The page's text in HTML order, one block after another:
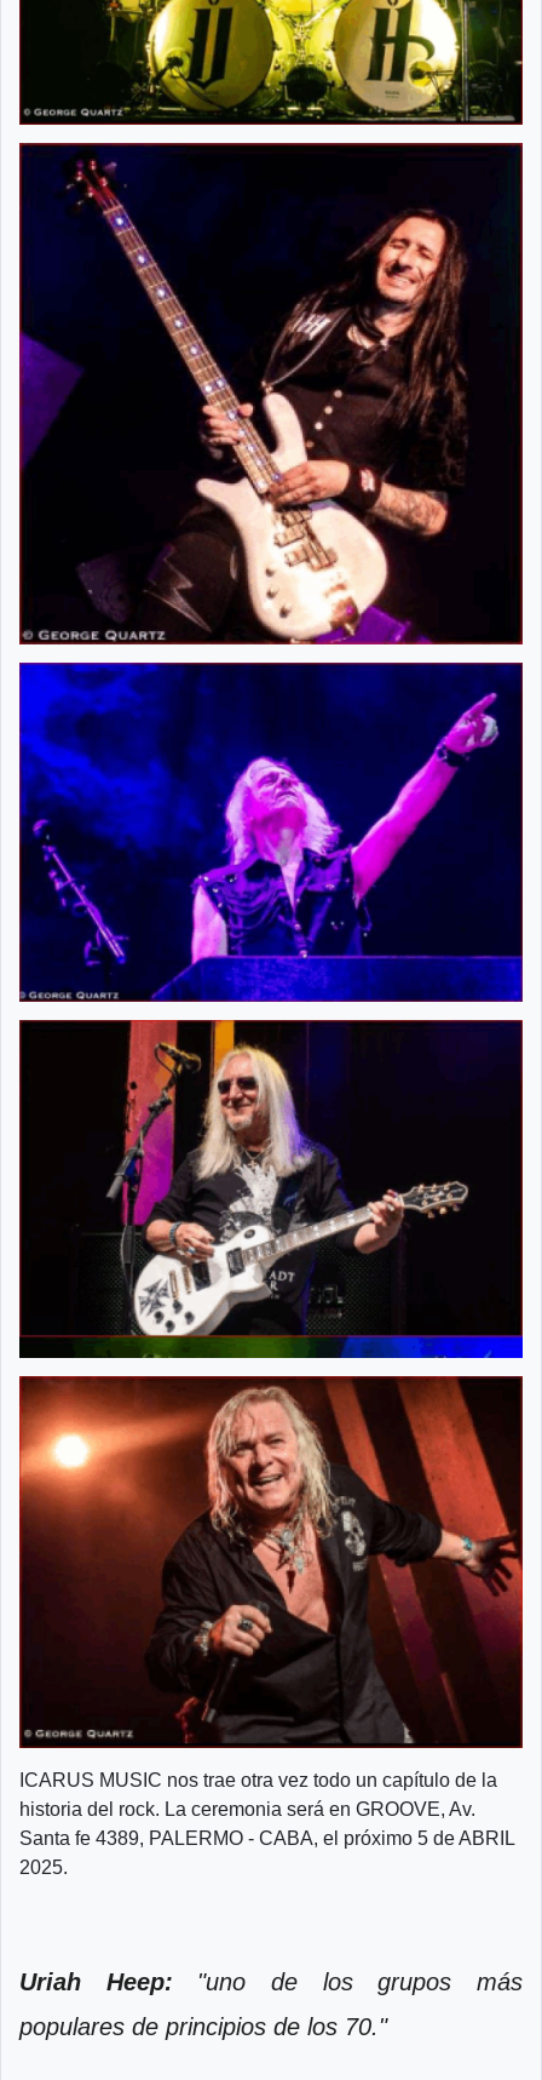
ICARUS MUSIC nos trae otra vez todo un capítulo de la
historia del rock. La ceremonia será en GROOVE, Av.
Santa fe 4389, PALERMO - CABA, el próximo 5 de ABRIL
2025.
Uriah Heep: "uno de los grupos más
populares de principios de los 70."